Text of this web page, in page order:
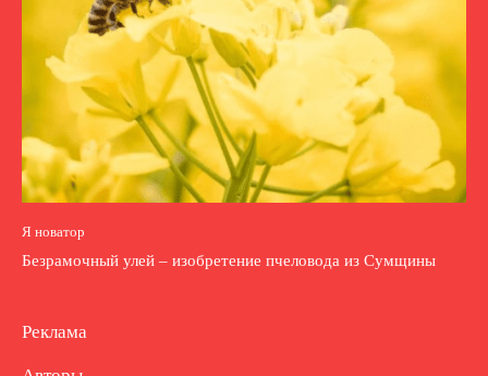
Я новатор
Безрамочный улей – изобретение пчеловода из Сумщины
Реклама